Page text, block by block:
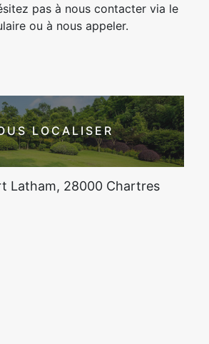
pas à nous contacter via le
ou à nous appeler.
LOCALISER
Latham, 28000 Chartres